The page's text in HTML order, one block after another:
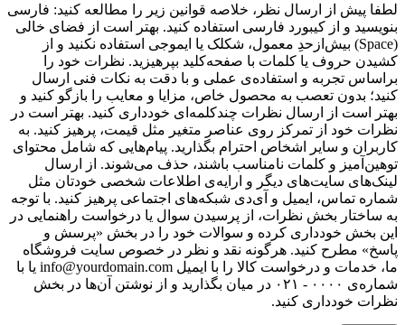
لطفا پیش از ارسال نظر، خلاصه قوانین زیر را مطالعه کنید: فارسی
بنویسید و از کیبورد فارسی استفاده کنید. بهتر است از فضای خالی
(Space) بیش‌از‌حدِ معمول، شکلک یا ایموجی استفاده نکنید و از
کشیدن حروف یا کلمات با صفحه‌کلید بپرهیزید. نظرات خود را
براساس تجربه و استفاده‌ی عملی و با دقت به نکات فنی ارسال
کنید؛ بدون تعصب به محصول خاص، مزایا و معایب را بازگو کنید و
بهتر است از ارسال نظرات چندکلمه‌‌ای خودداری کنید. بهتر است در
نظرات خود از تمرکز روی عناصر متغیر مثل قیمت، پرهیز کنید. به
کاربران و سایر اشخاص احترام بگذارید. پیام‌هایی که شامل محتوای
توهین‌آمیز و کلمات نامناسب باشند، حذف می‌شوند. از ارسال
لینک‌های سایت‌های دیگر و ارایه‌ی اطلاعات شخصی خودتان مثل
شماره تماس، ایمیل و آی‌دی شبکه‌های اجتماعی پرهیز کنید. با توجه
به ساختار بخش نظرات، از پرسیدن سوال یا درخواست راهنمایی در
این بخش خودداری کرده و سوالات خود را در بخش «پرسش و
پاسخ» مطرح کنید. هرگونه نقد و نظر در خصوص سایت فروشگاه
ما، خدمات و درخواست کالا را با ایمیل info@yourdomain.com یا با
شماره‌ی ۰۰۰۰ - ۰۲۱ در میان بگذارید و از نوشتن آن‌ها در بخش
نظرات خودداری کنید.